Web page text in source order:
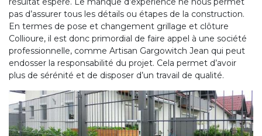
pas d’assurer tous les détails ou étapes de la construction.
En termes de pose et changement grillage et clôture
Collioure, il est donc primordial de faire appel à une société
professionnelle, comme Artisan Gargowitch Jean qui peut
endosser la responsabilité du projet. Cela permet d’avoir
plus de sérénité et de disposer d’un travail de qualité.